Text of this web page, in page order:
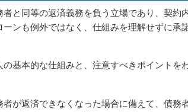
と同等の返済義務を負う立場であり、契約
ーンも例外ではなく、仕組みを理解せずに承
基本的な仕組みと、注意すべきポイントを
が返済できなくなった場合に備えて、債務